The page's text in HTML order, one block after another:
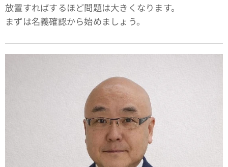
放置すればするほど問題は大きくなります。
まずは名義確認から始めましょう。